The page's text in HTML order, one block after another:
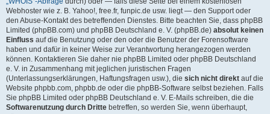
Webhoster wie z. B. Yahoo!, free.fr, funpic.de usw. liegt — den Support oder
den Abuse-Kontakt des betreffenden Dienstes. Bitte beachten Sie, dass phpBB
Limited (phpBB.com) und phpBB Deutschland e. V. (phpBB.de) absolut keinen
Einfluss auf die Benutzung oder den oder die Benutzer der Forensoftware
haben und dafür in keiner Weise zur Verantwortung herangezogen werden
können. Kontaktieren Sie daher nie phpBB Limited oder phpBB Deutschland
e. V. in Zusammenhang mit jeglichen juristischen Fragen
(Unterlassungserklärungen, Haftungsfragen usw.), die sich nicht direkt auf die
Website phpbb.com, phpbb.de oder die phpBB-Software selbst beziehen. Falls
Sie phpBB Limited oder phpBB Deutschland e. V. E-Mails schreiben, die die
Softwarenutzung durch Dritte betreffen, so werden Sie, wenn überhaupt,